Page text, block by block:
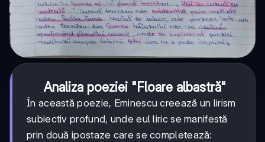
Analiza poeziei "Floare albastră"
În această poezie, Eminescu creează un lirism
subiectiv profund, unde eul liric se manifestă
prin două ipostaze care se completează: